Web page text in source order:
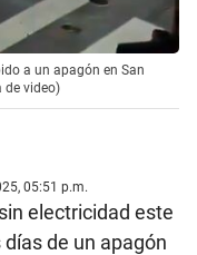
a un apagón en San
de video)
05:51 p.m.
electricidad este
días de un apagón